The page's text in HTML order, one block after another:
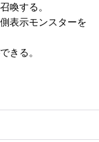
喚する。
表示モンスターを
きる。